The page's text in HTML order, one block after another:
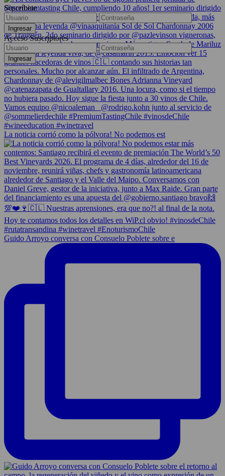
La noticia corrió como la pólvora! No podemos est
Guido Arroyo conversa con Consuelo Poblete sobre e
Suscríbete
Acceso Suscriptores